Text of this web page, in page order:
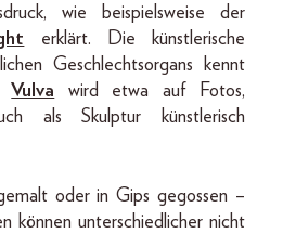
wie beispielsweise der
erklärt. Die künstlerische
Geschlechtsorgans kennt
Vulva wird etwa auf Fotos,
als Skulptur künstlerisch
oder in Gips gegossen –
können unterschiedlicher nicht